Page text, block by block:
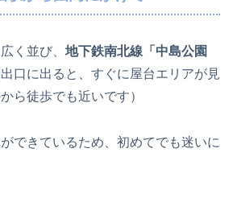
く並び、 地下鉄南北線「中島公園
口に出ると、すぐに屋台エリアが見
ら徒歩でも近いです）
できているため、初めてでも迷いに